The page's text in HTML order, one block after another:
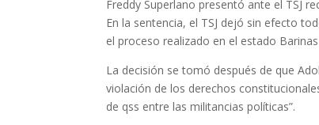
Freddy Superlano presentó ante el TSJ
En la sentencia, el TSJ dejó sin efecto
el proceso realizado en el estado
La decisión se tomó después de que
violación de los derechos
de qss entre las militancias políticas”.